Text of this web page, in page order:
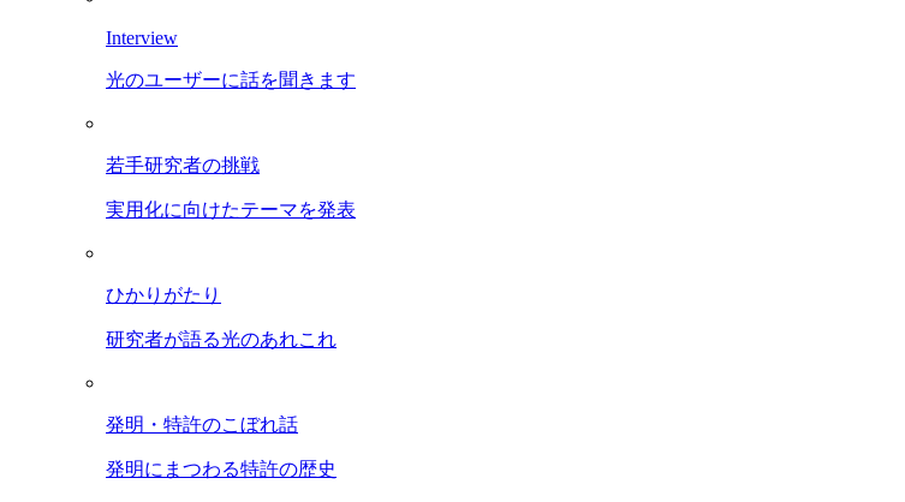
Interview
光のユーザーに話を聞きます
若手研究者の挑戦
実用化に向けたテーマを発表
ひかりがたり
研究者が語る光のあれこれ
発明・特許のこぼれ話
発明にまつわる特許の歴史